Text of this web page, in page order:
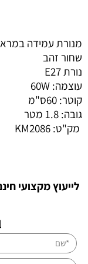
מנורת עמידה
שחור זהב
נורת E27
עוצמה: 60W
קוטר: 60ס"מ
גובה: 1.8 מטר
מק"ט: KM2086
לייעוץ מקצועי